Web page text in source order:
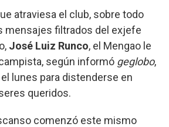
atraviesa el club, sobre todo
mensajes filtrados del exjefe
José Luiz Runco, el Mengao le
según informó geglobo,
lunes para distenderse en
queridos.
comenzó este mismo